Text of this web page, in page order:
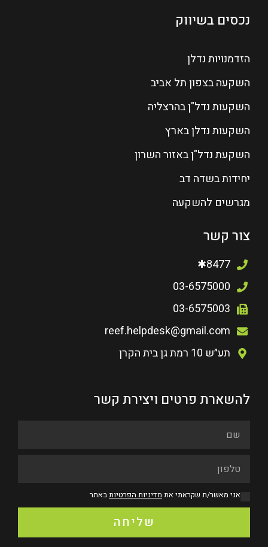
נכסים בשיווק
הזדמנויות נדלן
השקעה בצפון תל אביב
השקעות נדל"ן בהרצליה
השקעות נדלן בארץ
השקעת נדל"ן באזור השרון
יחידות בשדה דב
מגרשים להשקעה
צור קשר
8477✱
03-6575000
03-6575003
reef.helpdesk@gmail.com
תע״ש 10 רמת גן בית הקרן
להשארת פרטים ויצירת קשר
אני מאשר/ת שקראתי את מדיניות הפרטיותבאתר
שליחה